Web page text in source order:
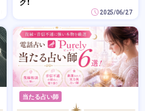
2025/06/27
当たる占い師